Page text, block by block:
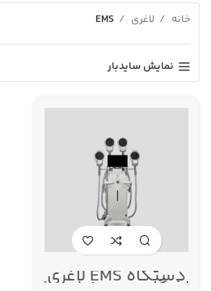
خانه
لاغری EMS
نمایش سایدبار
دستگاه EMS لاغری